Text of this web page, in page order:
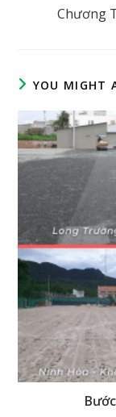
Chương
YOU MIGHT